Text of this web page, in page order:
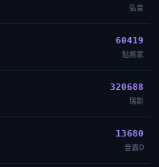
弘音
60419
點將家
320688
瑞影
13680
音霸D